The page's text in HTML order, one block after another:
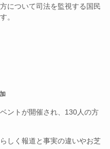
について司法を監視する国民
。
ントが開催され、130人の方
しく報道と事実の違いやお芝